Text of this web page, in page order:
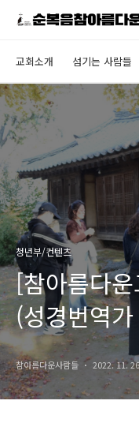
교회소개 섬기는 사람들
청년부/컨텐츠
[참아름다
(성경번역
참아름다운사람들 2022. 11.